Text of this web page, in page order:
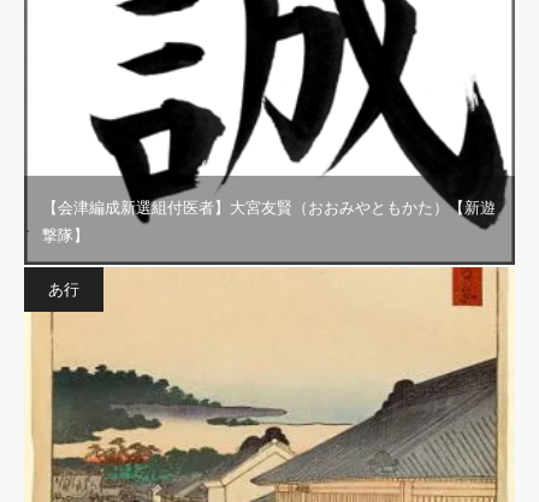
【会津編成新選組付医者】大宮友賢（おおみやともかた）【新遊
撃隊】
あ行